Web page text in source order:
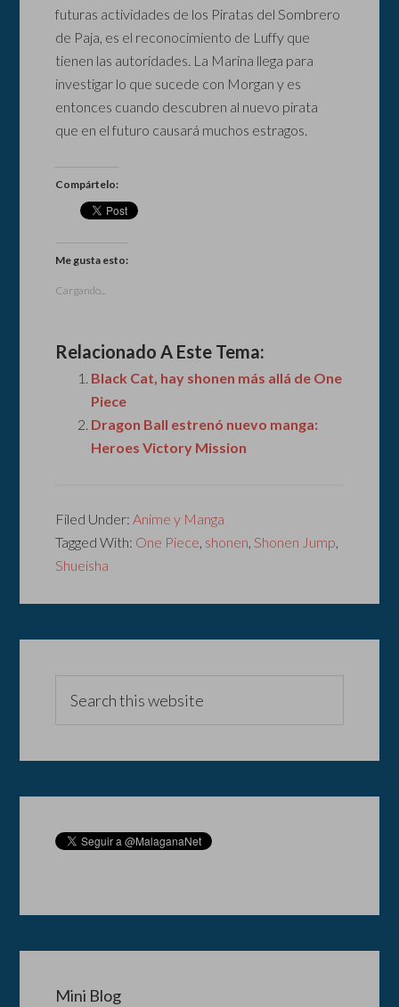
futuras actividades de los Piratas del Sombrero
de Paja, es el reconocimiento de Luffy que
tienen las autoridades. La Marina llega para
investigar lo que sucede con Morgan y es
entonces cuando descubren al nuevo pirata
que en el futuro causará muchos estragos.
Compártelo:
Me gusta esto:
Cargando...
Relacionado A Este Tema:
Black Cat, hay shonen más allá de One
Piece
Dragon Ball estrenó nuevo manga:
Heroes Victory Mission
Filed Under:Anime y Manga
Tagged With: One Piece, shonen, Shonen Jump,
Shueisha
Mini Blog